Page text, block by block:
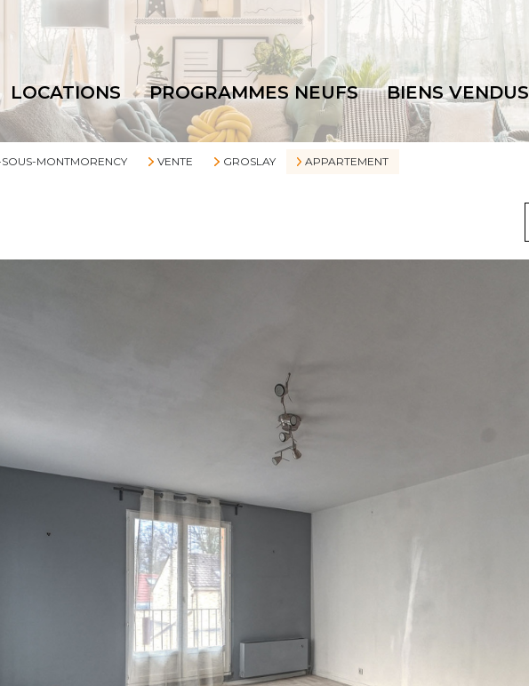
LOCATIONS PROGRAMMES NEUFS BIENS VENDUS
MONTMORENCY VENTE GROSLAY APPARTEMENT